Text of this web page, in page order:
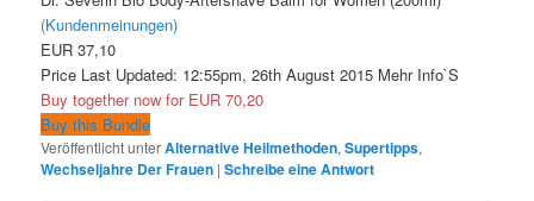
(Kundenmeinungen)
EUR 37,10
Price Last Updated: 12:55pm, 26th August 2015 Mehr Info`S
Buy together now for EUR 70,20
Buy this Bundle
Veröffentlicht unterAlternative Heilmethoden,Supertipps,
Wechseljahre Der Frauen |Schreibe eine Antwort